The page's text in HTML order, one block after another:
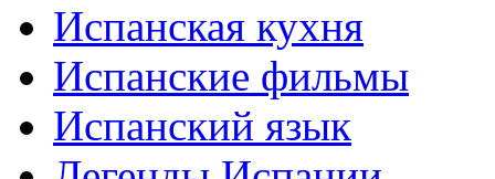
Испанская кухня
Испанские фильмы
Испанский язык